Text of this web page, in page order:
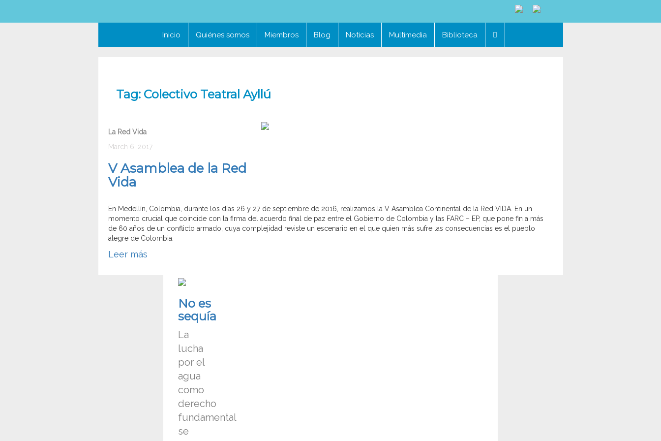
Inicio Quiénes somos Miembros Blog Noticias Multimedia Biblioteca
Tag: Colectivo Teatral Ayllú
La Red Vida
March 6, 2017
V Asamblea de la Red
Vida
En Medellín, Colombia, durante los días 26 y 27 de septiembre de 2016, realizamos la V Asamblea Continental de la Red VIDA. En un
momento crucial que coincide con la firma del acuerdo final de paz entre el Gobierno de Colombia y las FARC – EP, que pone fin a más
de 60 años de un conflicto armado, cuya complejidad reviste un escenario en el que quien más sufre las consecuencias es el pueblo
alegre de Colombia.
Leer más
No es
sequía
La
lucha
por el
agua
como
derecho
fundamental
se